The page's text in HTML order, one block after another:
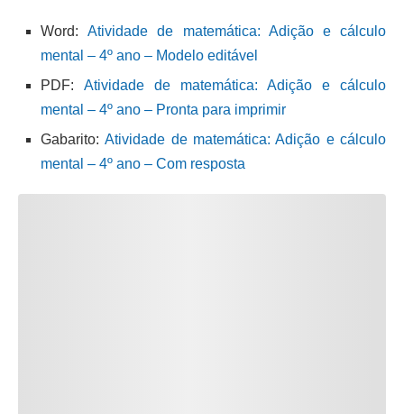
Word:Atividade de matemática: Adição e cálculo
mental – 4º ano – Modelo editável
PDF: Atividade de matemática: Adição e cálculo
mental – 4º ano – Pronta para imprimir
Gabarito:Atividade de matemática: Adição e cálculo
mental – 4º ano – Com resposta